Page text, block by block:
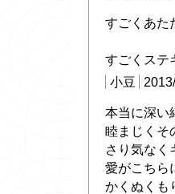
すごくあた
すごくステ
小豆
本当に深い
睦まじくそ
さり気なく
愛がこちら
かくぬくも